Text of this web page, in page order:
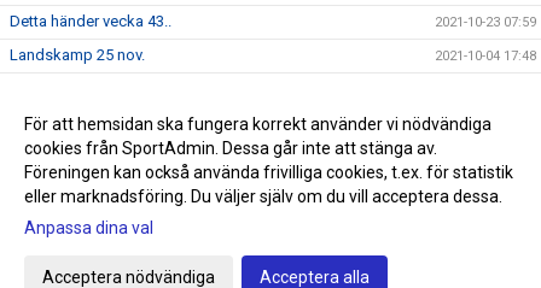
Detta händer vecka 43.. 2021-10-23 07:59
Landskamp 25 nov. 2021-10-04 17:48
Skridsko och korvgrillning 2021-02-02 19:33
Regelgenomgång 28 okt. 11:00 2020-10-27 06:22
Gå till Webbversion
För att hemsidan ska fungera korrekt använder vi nödvändiga
cookies från SportAdmin. Dessa går inte att stänga av.
Föreningen kan också använda frivilliga cookies, t.ex. för statistik
eller marknadsföring. Du väljer själv om du vill acceptera dessa.
Anpassa dina val
Acceptera nödvändiga Acceptera alla